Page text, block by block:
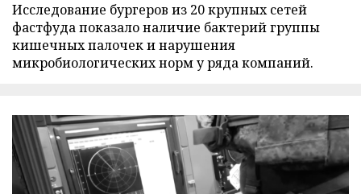
Исследование бургеров из 20 крупных сетей
фастфуда показало наличие бактерий группы
кишечных палочек и нарушения
микробиологических норм у ряда компаний.